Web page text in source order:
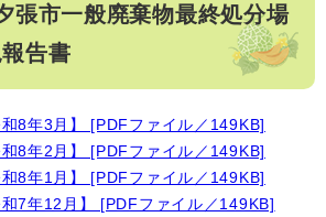
市一般廃棄物最終処分場
告書
8年3月】 [PDFファイル／149KB]
8年2月】 [PDFファイル／149KB]
8年1月】 [PDFファイル／149KB]
7年12月】 [PDFファイル／149KB]